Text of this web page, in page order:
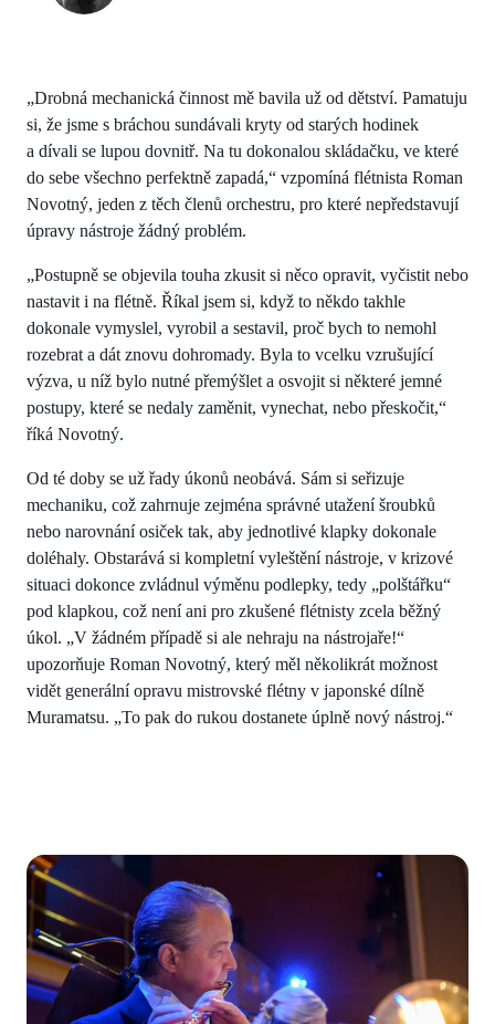
„Drobná mechanická činnost mě bavila už od dětství. Pamatuju
si, že jsme s bráchou sundávali kryty od starých hodinek
a dívali se lupou dovnitř. Na tu dokonalou skládačku, ve které
do sebe všechno perfektně zapadá,“ vzpomíná flétnista Roman
Novotný, jeden z těch členů orchestru, pro které nepředstavují
úpravy nástroje žádný problém.
„Postupně se objevila touha zkusit si něco opravit, vyčistit nebo
nastavit i na flétně. Říkal jsem si, když to někdo takhle
dokonale vymyslel, vyrobil a sestavil, proč bych to nemohl
rozebrat a dát znovu dohromady. Byla to vcelku vzrušující
výzva, u níž bylo nutné přemýšlet a osvojit si některé jemné
postupy, které se nedaly zaměnit, vynechat, nebo přeskočit,“
říká Novotný.
Od té doby se už řady úkonů neobává. Sám si seřizuje
mechaniku, což zahrnuje zejména správné utažení šroubků
nebo narovnání osiček tak, aby jednotlivé klapky dokonale
doléhaly. Obstarává si kompletní vyleštění nástroje, v krizové
situaci dokonce zvládnul výměnu podlepky, tedy „polštářku“
pod klapkou, což není ani pro zkušené flétnisty zcela běžný
úkol. „V žádném případě si ale nehraju na nástrojaře!“
upozorňuje Roman Novotný, který měl několikrát možnost
vidět generální opravu mistrovské flétny v japonské dílně
Muramatsu. „To pak do rukou dostanete úplně nový nástroj.“